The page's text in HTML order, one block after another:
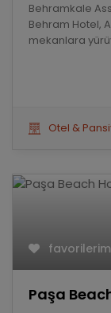
Behramkale
Behram Hotel,
mekanlara
Otel &
Paşa